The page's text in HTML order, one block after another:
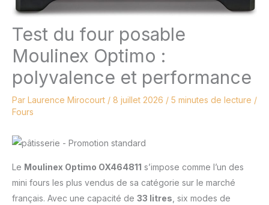
Test du four posable
Moulinex Optimo :
polyvalence et performance
Par Laurence Mirocourt / 8 juillet 2026 / 5 minutes de lecture /
Fours
Le Moulinex Optimo OX464811 s’impose comme l’un des
mini fours les plus vendus de sa catégorie sur le marché
français. Avec une capacité de 33 litres , six modes de